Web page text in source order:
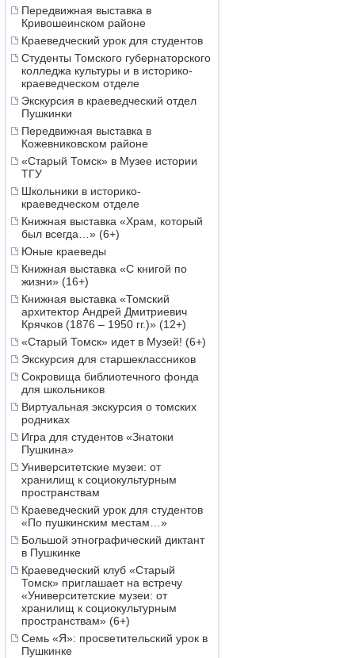
Передвижная выставка в
Кривошеинском районе
Краеведческий урок для студентов
Студенты Томского губернаторского
колледжа культуры и в историко-
краеведческом отделе
Экскурсия в краеведческий отдел
Пушкинки
Передвижная выставка в
Кожевниковском районе
«Старый Томск» в Музее истории
ТГУ
Школьники в историко-
краеведческом отделе
Книжная выставка «Храм, который
был всегда…» (6+)
Юные краеведы
Книжная выставка «С книгой по
жизни» (16+)
Книжная выставка «Томский
архитектор Андрей Дмитриевич
Крячков (1876 – 1950 гг.)» (12+)
«Старый Томск» идет в Музей! (6+)
Экскурсия для старшеклассников
Сокровища библиотечного фонда
для школьников
Виртуальная экскурсия о томских
родниках
Игра для студентов «Знатоки
Пушкина»
Университетские музеи: от
хранилищ к социокультурным
пространствам
Краеведческий урок для студентов
«По пушкинским местам…»
Большой этнографический диктант
в Пушкинке
Краеведческий клуб «Старый
Томск» приглашает на встречу
«Университетские музеи: от
хранилищ к социокультурным
пространствам» (6+)
Семь «Я»: просветительский урок в
Пушкинке